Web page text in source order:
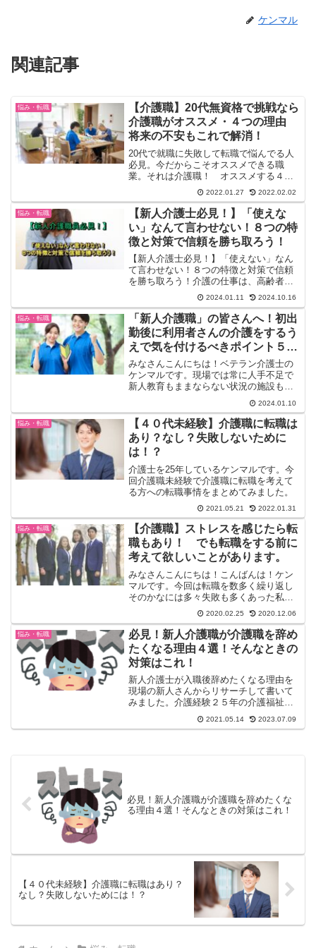
ケンマル
関連記事
悩み・転職
【介護職】20代無資格で挑戦なら
介護職がオススメ・４つの理由
将来の不安もこれで解消！
20代で就職に失敗して転職で悩んでる人
必見。今だからこそオススメできる職
業。それは介護職！ オススメする４つ
の理由を分かりやすく解説します。
2022.01.27 2022.02.02
悩み・転職
【新人介護士必見！】「使えな
い」なんて言わせない！８つの特
徴と対策で信頼を勝ち取ろう！
【新人介護士必見！】「使えない」なん
て言わせない！８つの特徴と対策で信頼
を勝ち取ろう！介護の仕事は、高齢者の
方々や、障がいを持つ方々の生活を支
え、笑顔を届けることができます。やり
がいのある仕事に、あなたは今、まさに
足を踏み入れたばかりですね...
2024.01.11 2024.10.16
悩み・転職
「新人介護職」の皆さんへ！初出
勤後に利用者さんの介護をするう
えで気を付けるべきポイント５
選！
みなさんこんにちは！ベテラン介護士の
ケンマルです。現場では常に人手不足で
新人教育もままならない状況の施設も多
く存在します。いざ、初出勤したのに簡
単な業務の流れを説明されて数日で一人
立ちってことも少なくありません。それ
に、育成経験の少ないベテ...
2024.01.10
悩み・転職
【４０代未経験】介護職に転職は
あり？なし？失敗しないために
は！？
介護士を25年しているケンマルです。今
回介護職未経験で介護職に転職を考えて
る方への転職事情をまとめてみました。
2021.05.21 2022.01.31
悩み・転職
【介護職】ストレスを感じたら転
職もあり！ でも転職をする前に
考えて欲しいことがあります。
みなさんこんにちは！こんばんは！ケン
マルです。今回は転職を数多く繰り返し
そのかなには多々失敗も多くあった私の
「転職する前にちょっと立ち止まって考
えて欲しいこと」をまとめみたので転職
しようか悩んでいる方は是非一読して頂
けると嬉しいです。※あく...
2020.02.25 2020.12.06
悩み・転職
必見！新人介護職が介護職を辞め
たくなる理由４選！そんなときの
対策はこれ！
新人介護士が入職後辞めたくなる理由を
現場の新人さんからリサーチして書いて
みました。介護経験２５年の介護福祉士
のケンマルが今までの経験からその解決
策も書いてみたのでよかったら読んでみ
2021.05.14 2023.07.09
必見！新人介護職が介護職を辞めたくな
る理由４選！そんなときの対策はこれ！
【４０代未経験】介護職に転職はあり？
なし？失敗しないためには！？